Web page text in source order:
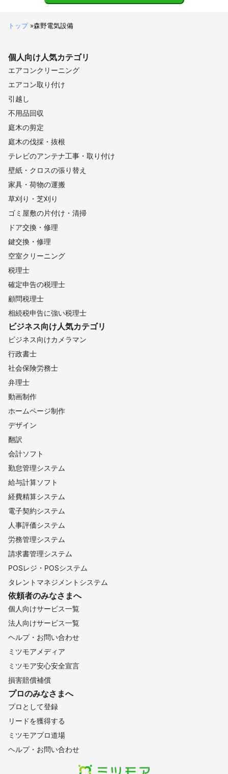
トップ»森野電気設備
個人向け人気カテゴリ
エアコンクリーニング
エアコン取り付け
引越し
不用品回収
庭木の剪定
庭木の伐採・抜根
テレビのアンテナ工事・取り付け
壁紙・クロスの張り替え
家具・荷物の運搬
草刈り・芝刈り
ゴミ屋敷の片付け・清掃
ドア交換・修理
鍵交換・修理
空室クリーニング
税理士
確定申告の税理士
顧問税理士
相続税申告に強い税理士
ビジネス向け人気カテゴリ
ビジネス向けカメラマン
行政書士
社会保険労務士
弁理士
動画制作
ホームページ制作
デザイン
翻訳
会計ソフト
勤怠管理システム
給与計算ソフト
経費精算システム
電子契約システム
人事評価システム
労務管理システム
請求書管理システム
POSレジ・POSシステム
タレントマネジメントシステム
依頼者のみなさまへ
個人向けサービス一覧
法人向けサービス一覧
ヘルプ・お問い合わせ
ミツモアメディア
ミツモア安心安全宣言
損害賠償補償
プロのみなさまへ
プロとして登録
リードを獲得する
ミツモアプロ道場
ヘルプ・お問い合わせ